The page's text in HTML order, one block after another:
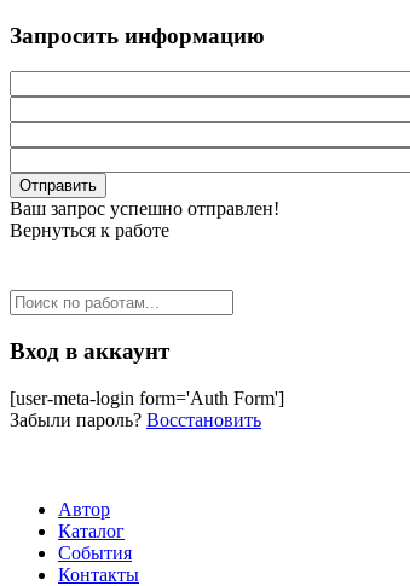
Запросить информацию
Ваш запрос успешно отправлен!
Вернуться к работе
Вход в аккаунт
[user-meta-login form='Auth Form']
Забыли пароль? Восстановить
Автор
Каталог
События
Контакты